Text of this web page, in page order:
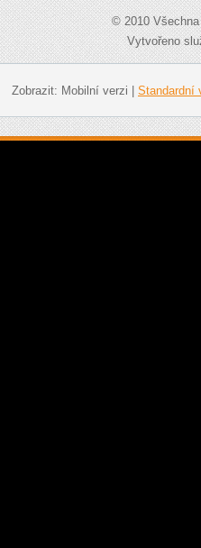
© 2010
Vytvořeno
Zobrazit: Mobilní verzi Standardní